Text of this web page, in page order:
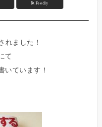
Feedly
れました！
て
いています！